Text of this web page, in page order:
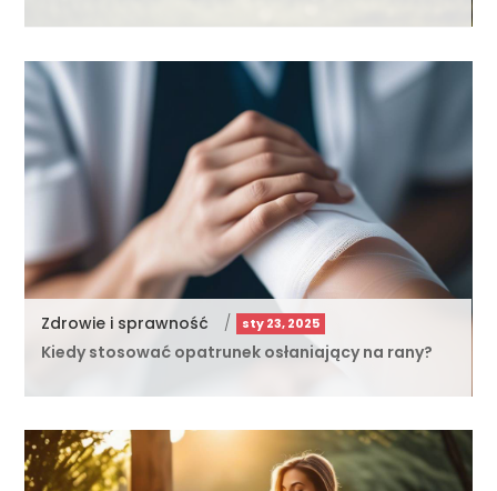
Zdrowie i sprawność / sty 23, 2025
Kiedy stosować opatrunek osłaniający na rany?